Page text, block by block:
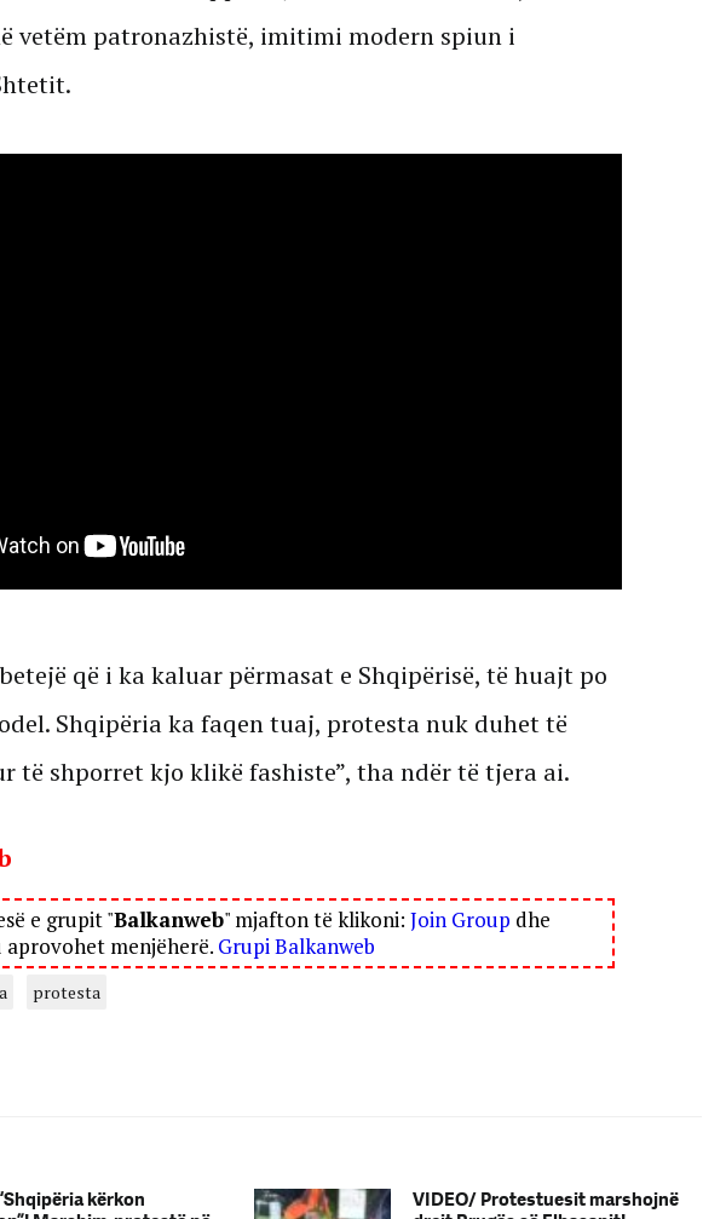
vetëm patronazhistë, imitimi modern spiun i
që i ka kaluar përmasat e Shqipërisë, të huajt po
Shqipëria ka faqen tuaj, protesta nuk duhet të
të shporret kjo klikë fashiste”, tha ndër të tjera ai.
e grupit "Balkanweb" mjafton të klikoni: Join Group dhe
aprovohet menjëherë. Grupi Balkanweb
protesta
kërkon
VIDEO/ Protestuesit marshojnë